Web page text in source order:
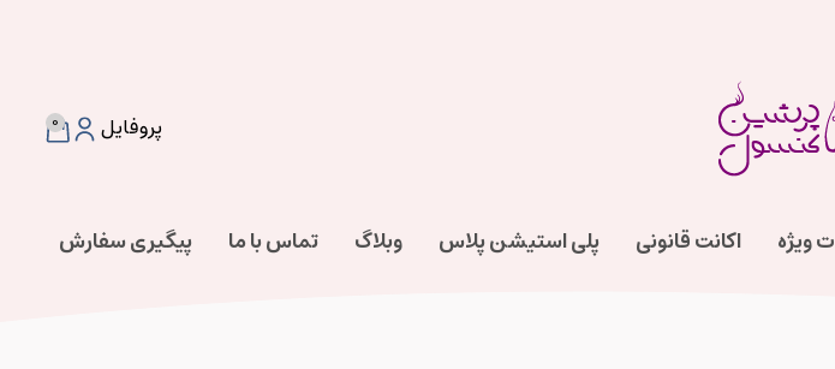
0 پروفایل
ویژه اکانت قانونی پلی استیشن پلاس وبلاگ تماس با ما پیگیری سفارش